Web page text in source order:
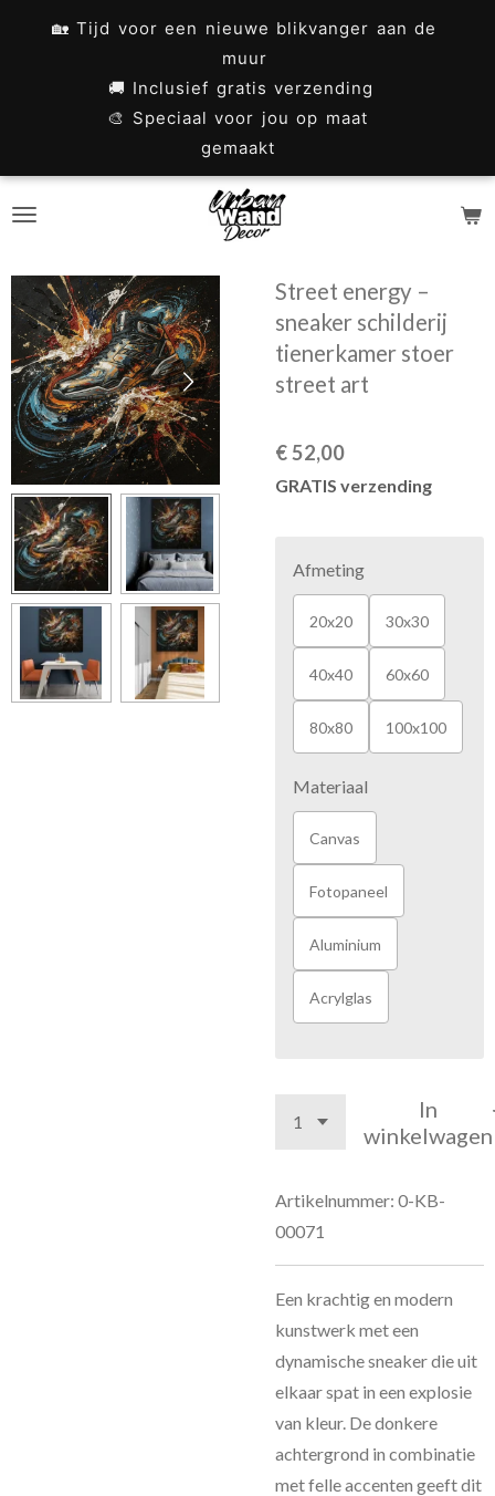
🏡 Tijd voor een nieuwe blikvanger aan de
muur
🚚 Inclusief gratis verzending
🎨 Speciaal voor jou op maat
gemaakt
Street energy –
sneaker schilderij
tienerkamer stoer
street art
€ 52,00
GRATIS verzending
Afmeting
20x20 30x30
40x40 60x60
80x80 100x100
Materiaal
Canvas
Fotopaneel
Aluminium
Acrylglas
In
winkelwagen
Artikelnummer: 0-KB-
00071
Een krachtig en modern
kunstwerk met een
dynamische sneaker die uit
elkaar spat in een explosie
van kleur. De donkere
achtergrond in combinatie
met felle accenten geeft dit